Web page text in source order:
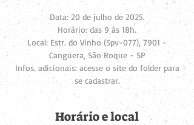
Data: 20 de julho de 2025.
Horário: das 9 às 18h.
Local: Estr. do Vinho (Spv-077), 7901 -
Canguera, São Roque - SP
Infos. adicionais: acesse o site do folder para
se cadastrar.
Horário e local